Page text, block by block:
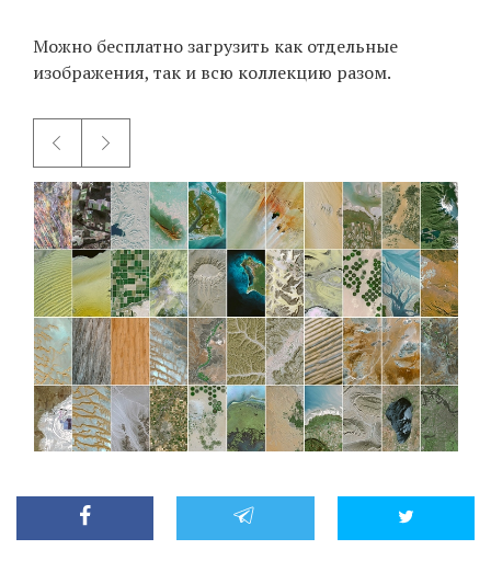
Можно бесплатно загрузить как отдельные
изображения, так и всю коллекцию разом.